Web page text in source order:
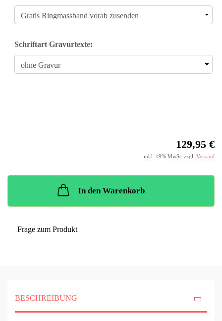
Schriftart Gravurtexte:
129,95 €
inkl. 19% MwSt. zzgl. Versand
In den Warenkorb
Frage zum Produkt
BESCHREIBUNG